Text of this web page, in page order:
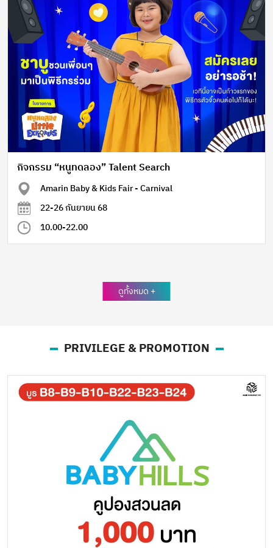
กิจกรรม “หนูทดลอง” Talent Search
Amarin Baby & Kids Fair - Carnival
22-26 กันยายน 68
10.00-22.00
ดูทั้งหมด +
PRIVILEGE & PROMOTION